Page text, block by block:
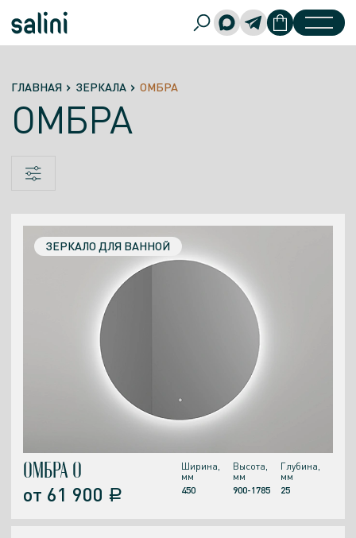
ГЛАВНАЯ ЗЕРКАЛА ОМБРА
ОМБРА
ЗЕРКАЛО ДЛЯ ВАННОЙ
Ширина,
мм
450
Высота,
мм
900-1785
Глубина,
мм
25
ОМБРА О
от 61 900 a